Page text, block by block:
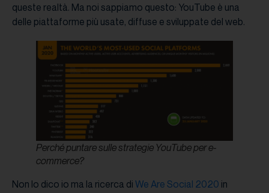
queste realtà. Ma noi sappiamo questo: YouTube è una
delle piattaforme più usate, diffuse e sviluppate del web.
Perché puntare sulle strategie YouTube per e-
commerce?
Non lo dico io ma la ricerca di We Are Social 2020 in